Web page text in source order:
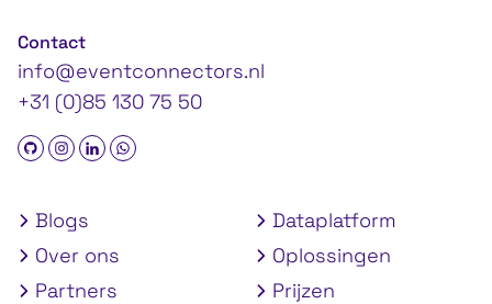
Contact
info@eventconnectors.nl
+31 (0)85 130 75 50
Blogs
Over ons
Partners
Dataplatform
Oplossingen
Prijzen